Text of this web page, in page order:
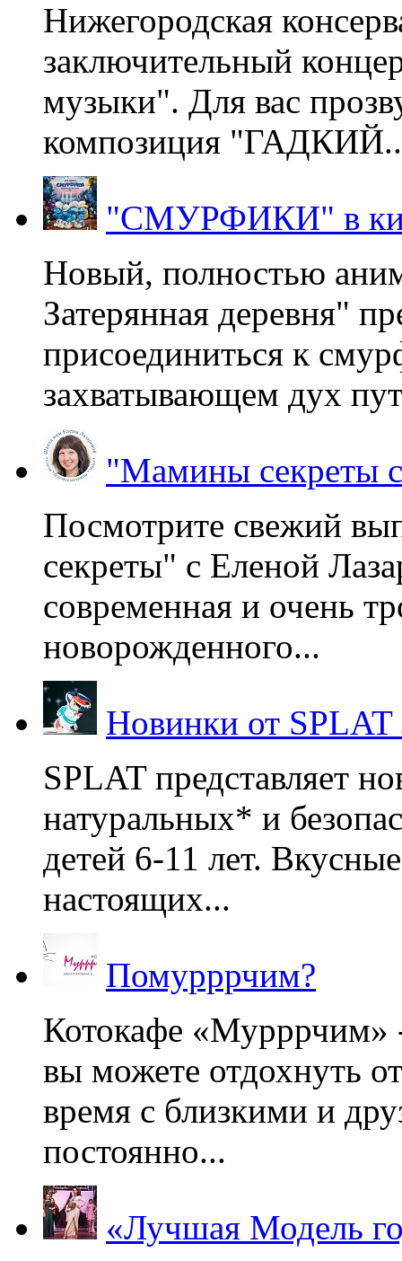
Нижегородская
заключительный
музыки". Для вас
композиция
"СМУРФИКИ" в
Новый, полностью
Затерянная деревня"
присоединиться к
захватывающем дух
"Мамины секреты
Посмотрите свежий
секреты" с Еленой
современная и очень
новорожденного...
Новинки от
SPLAT представляет
натуральных* и
детей 6-11 лет.
настоящих...
Помурррчим?
Котокафе «Мурррчим»
вы можете отдохнуть
время с близкими и
постоянно...
«Лучшая Модель